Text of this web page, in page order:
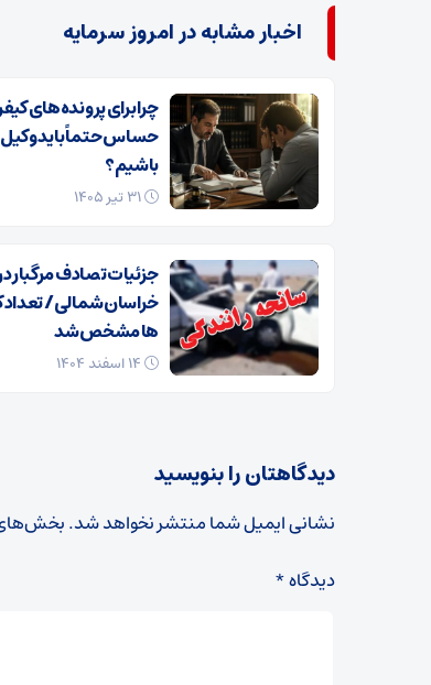
اخبار مشابه در امروز سرمایه
چرا برای پرونده‌های
حساس حتماً باید
باشیم؟
جزئیات تصادف مرگبار
خراسان‌شمالی/
ها مشخص شد
دیدگاهتان را بنویسید
نشانی ایمیل شما منتشر نخواهد شد.بخش‌های
دیدگاه*